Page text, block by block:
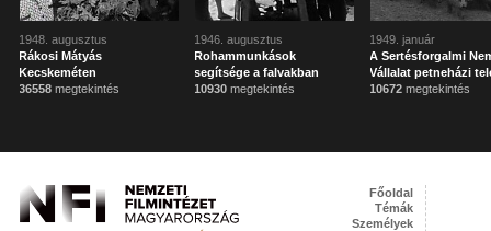
1948. augusztus
Rákosi Mátyás
Kecskeméten
36558 megtekintés
1946. augusztus
Rohammunkások
segítsége a falvakban
10930 megtekintés
1949. január
A Sertésforgalmi
Vállalat petneházi
10672 megtekintés
Főoldal
Témák
Személyek